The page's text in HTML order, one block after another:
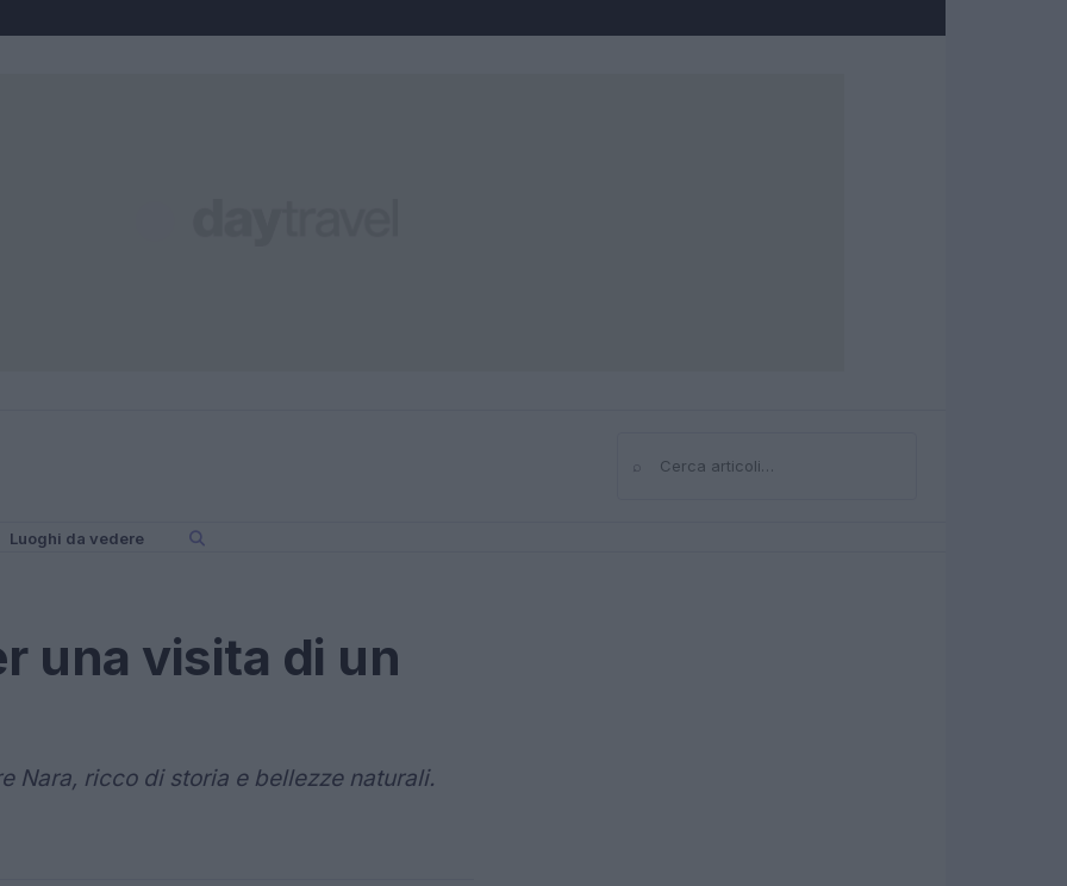
Cerca
Luoghi da vedere
una visita di un
Nara, ricco di storia e bellezze naturali.